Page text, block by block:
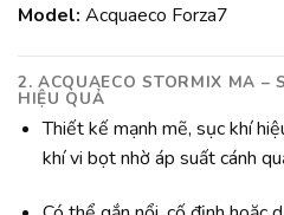
Model: Acquaeco Forza7
2. ACQUAECO STORMIX MA –
HIỆU QUẢ
Thiết kế mạnh mẽ, sục khí
khí vi bọt nhờ áp suất cánh